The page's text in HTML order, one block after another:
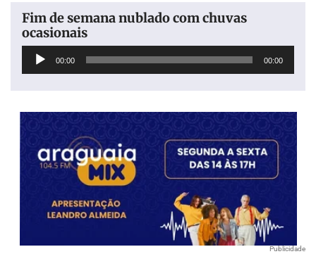
Fim de semana nublado com chuvas
ocasionais
Tocador
00:00 00:00
Publicidade